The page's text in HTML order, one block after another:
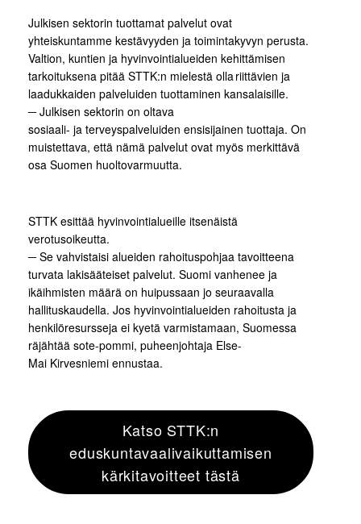
Julkisen sektorin tuottamat palvelut ovat
yhteiskuntamme kestävyyden ja toimintakyvyn perusta.
Valtion, kuntien ja hyvinvointialueiden kehittämisen
tarkoituksena pitää STTK:n mielestä olla riittävien ja
laadukkaiden palveluiden tuottaminen kansalaisille.
─ Julkisen sektorin on oltava
sosiaali- ja terveyspalveluiden ensisijainen tuottaja. On
muistettava, että nämä palvelut ovat myös merkittävä
osa Suomen huoltovarmuutta.
STTK esittää hyvinvointialueille itsenäistä
verotusoikeutta.
─ Se vahvistaisi alueiden rahoituspohjaa tavoitteena
turvata lakisääteiset palvelut. Suomi vanhenee ja
ikäihmisten määrä on huipussaan jo seuraavalla
hallituskaudella. Jos hyvinvointialueiden rahoitusta ja
henkilöresursseja ei kyetä varmistamaan, Suomessa
räjähtää sote-pommi, puheenjohtaja Else-
Mai Kirvesniemi ennustaa.
Katso STTK:n
eduskuntavaalivaikuttamisen
kärkitavoitteet tästä